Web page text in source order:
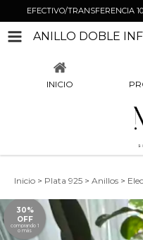
EFECTIVO/TRANSFERENCIA
ANILLO DOBLE
INICIO
Inicio > Plata 925 > Anillos >
30%
OFF
comprando 1
o más